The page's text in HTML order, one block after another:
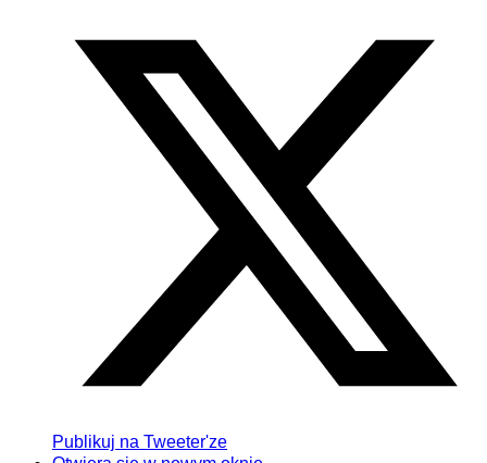
Publikuj na Tweeter'ze